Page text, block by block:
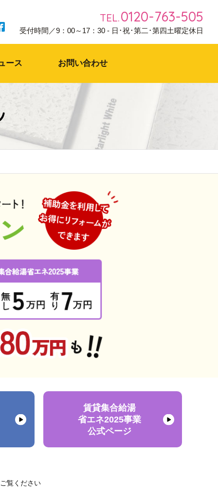
TEL.0120-763-505
受付時間／9：00～17：30 - 日･祝･第二･第四土曜定休日
ース お問い合わせ
賃貸集合給湯
省エネ2025事業
公式ページ
覧ください